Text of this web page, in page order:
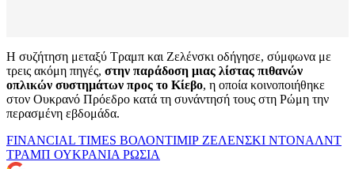
Η συζήτηση μεταξύ Τραμπ και Ζελένσκι οδήγησε, σύμφωνα με
τρεις ακόμη πηγές, στην παράδοση μιας λίστας πιθανών
οπλικών συστημάτων προς το Κίεβο, η οποία κοινοποιήθηκε
στον Ουκρανό Πρόεδρο κατά τη συνάντησή τους στη Ρώμη την
περασμένη εβδομάδα.
FINANCIAL TIMES ΒΟΛΟΝΤΙΜΙΡ ΖΕΛΕΝΣΚΙ ΝΤΟΝΑΛΝΤ
ΤΡΑΜΠ ΟΥΚΡΑΝΙΑ ΡΩΣΙΑ